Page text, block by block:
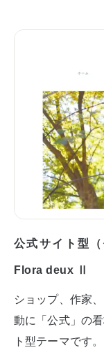
公式サイト型
Flora deux Ⅱ
ショップ、作家
動に「公式」の
ト型テーマです。